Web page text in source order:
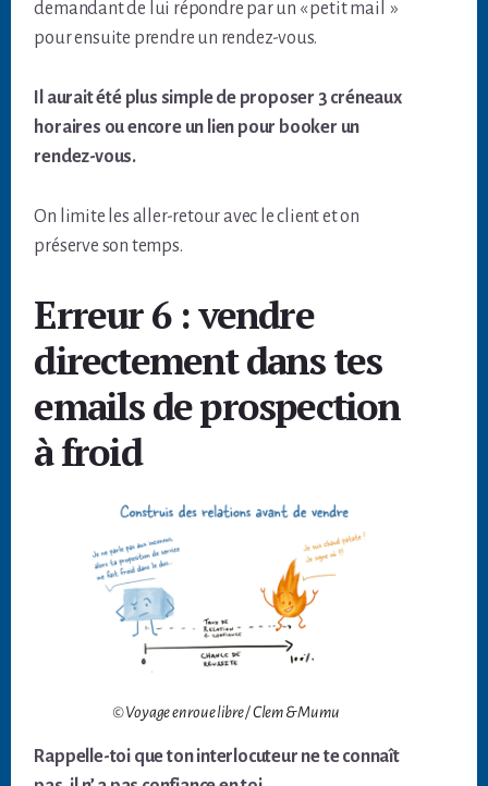
demandant de lui répondre par un « petit mail »
pour ensuite prendre un rendez-vous.
Il aurait été plus simple de proposer 3 créneaux
horaires ou encore un lien pour booker un
rendez-vous.
On limite les aller-retour avec le client et on
préserve son temps.
Erreur 6 : vendre
directement dans tes
emails de prospection
à froid
© Voyage en roue libre / Clem & Mumu
Rappelle-toi que ton interlocuteur ne te connaît